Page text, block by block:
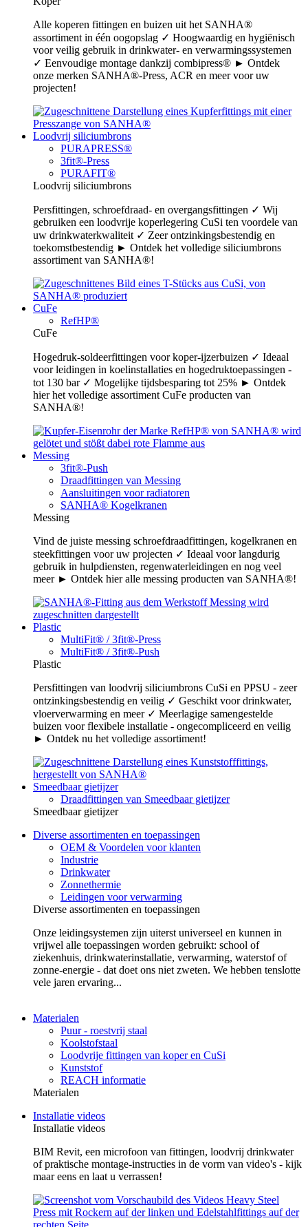
Alle koperen fittingen en buizen uit het SANHA®
assortiment in één oogopslag ✓ Hoogwaardig en hygiënisch
voor veilig gebruik in drinkwater- en verwarmingssystemen
✓ Eenvoudige montage dankzij combipress® ► Ontdek
onze merken SANHA®-Press, ACR en meer voor uw
projecten!
Loodvrij siliciumbrons
PURAPRESS®
3fit®-Press
PURAFIT®
Loodvrij siliciumbrons
Persfittingen, schroefdraad- en overgangsfittingen ✓ Wij
gebruiken een loodvrije koperlegering CuSi ten voordele van
uw drinkwaterkwaliteit ✓ Zeer ontzinkingsbestendig en
toekomstbestendig ► Ontdek het volledige siliciumbrons
assortiment van SANHA®!
CuFe
RefHP®
CuFe
Hogedruk-soldeerfittingen voor koper-ijzerbuizen ✓ Ideaal
voor leidingen in koelinstallaties en hogedruktoepassingen -
tot 130 bar ✓ Mogelijke tijdsbesparing tot 25% ► Ontdek
hier het volledige assortiment CuFe producten van
SANHA®!
Messing
3fit®-Push
Draadfittingen van Messing
Aansluitingen voor radiatoren
SANHA® Kogelkranen
Messing
Vind de juiste messing schroefdraadfittingen, kogelkranen en
steekfittingen voor uw projecten ✓ Ideaal voor langdurig
gebruik in hulpdiensten, regenwaterleidingen en nog veel
meer ► Ontdek hier alle messing producten van SANHA®!
Plastic
MultiFit® / 3fit®-Press
MultiFit® / 3fit®-Push
Plastic
Persfittingen van loodvrij siliciumbrons CuSi en PPSU - zeer
ontzinkingsbestendig en veilig ✓ Geschikt voor drinkwater,
vloerverwarming en meer ✓ Meerlagige samengestelde
buizen voor flexibele installatie - ongecompliceerd en veilig
► Ontdek nu het volledige assortiment!
Smeedbaar gietijzer
Draadfittingen van Smeedbaar gietijzer
Smeedbaar gietijzer
Diverse assortimenten en toepassingen
OEM & Voordelen voor klanten
Industrie
Drinkwater
Zonnethermie
Leidingen voor verwarming
Diverse assortimenten en toepassingen
Onze leidingsystemen zijn uiterst universeel en kunnen in
vrijwel alle toepassingen worden gebruikt: school of
ziekenhuis, drinkwaterinstallatie, verwarming, waterstof of
zonne-energie - dat doet ons niet zweten. We hebben tenslotte
vele jaren ervaring...
Materialen
Puur - roestvrij staal
Koolstofstaal
Loodvrije fittingen van koper en CuSi
Kunststof
REACH informatie
Materialen
Installatie videos
Installatie videos
BIM Revit, een microfoon van fittingen, loodvrij drinkwater
of praktische montage-instructies in de vorm van video's - kijk
maar eens en laat u verrassen!